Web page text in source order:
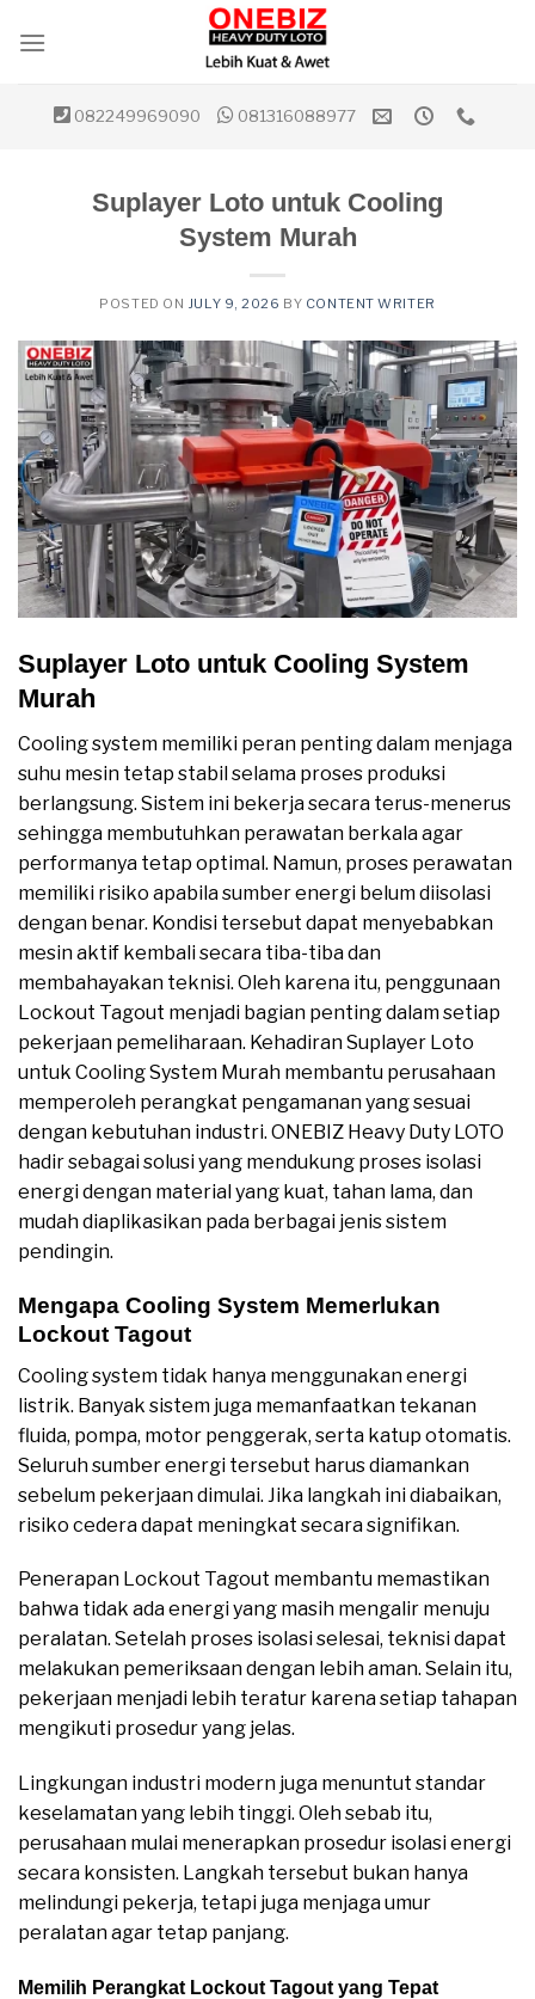
082249969090 081316088977
Suplayer Loto untuk Cooling
System Murah
POSTED ON JULY 9, 2026 BY CONTENT WRITER
Suplayer Loto untuk Cooling System
Murah
Cooling system memiliki peran penting dalam menjaga
suhu mesin tetap stabil selama proses produksi
berlangsung. Sistem ini bekerja secara terus-menerus
sehingga membutuhkan perawatan berkala agar
performanya tetap optimal. Namun, proses perawatan
memiliki risiko apabila sumber energi belum diisolasi
dengan benar. Kondisi tersebut dapat menyebabkan
mesin aktif kembali secara tiba-tiba dan
membahayakan teknisi. Oleh karena itu, penggunaan
Lockout Tagout menjadi bagian penting dalam setiap
pekerjaan pemeliharaan. Kehadiran Suplayer Loto
untuk Cooling System Murah membantu perusahaan
memperoleh perangkat pengamanan yang sesuai
dengan kebutuhan industri. ONEBIZ Heavy Duty LOTO
hadir sebagai solusi yang mendukung proses isolasi
energi dengan material yang kuat, tahan lama, dan
mudah diaplikasikan pada berbagai jenis sistem
pendingin.
Mengapa Cooling System Memerlukan
Lockout Tagout
Cooling system tidak hanya menggunakan energi
listrik. Banyak sistem juga memanfaatkan tekanan
fluida, pompa, motor penggerak, serta katup otomatis.
Seluruh sumber energi tersebut harus diamankan
sebelum pekerjaan dimulai. Jika langkah ini diabaikan,
risiko cedera dapat meningkat secara signifikan.
Penerapan Lockout Tagout membantu memastikan
bahwa tidak ada energi yang masih mengalir menuju
peralatan. Setelah proses isolasi selesai, teknisi dapat
melakukan pemeriksaan dengan lebih aman. Selain itu,
pekerjaan menjadi lebih teratur karena setiap tahapan
mengikuti prosedur yang jelas.
Lingkungan industri modern juga menuntut standar
keselamatan yang lebih tinggi. Oleh sebab itu,
perusahaan mulai menerapkan prosedur isolasi energi
secara konsisten. Langkah tersebut bukan hanya
melindungi pekerja, tetapi juga menjaga umur
peralatan agar tetap panjang.
Memilih Perangkat Lockout Tagout yang Tepat